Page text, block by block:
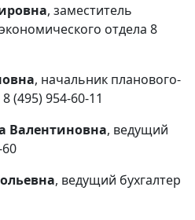
, заместитель
отдела 8
, начальник планового-
(495) 954-60-11
Валентиновна, ведущий
60
, ведущий бухгалтер